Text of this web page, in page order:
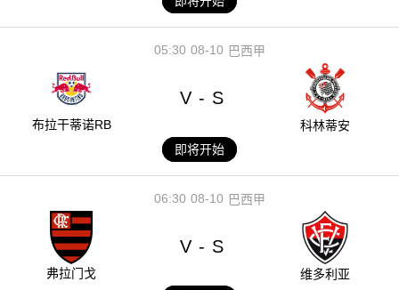
08-10
05:30 巴西甲
布拉干蒂诺RB
V - S
科林蒂安
即将开始
08-10
06:30 巴西甲
弗拉门戈
V - S
维多利亚